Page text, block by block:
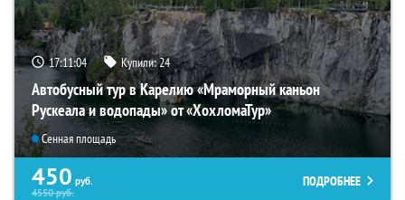
17:11:03 Купили:24
Автобусный тур в Карелию «Мраморный каньон
Рускеала и водопады» от «ХохломаТур»
Сенная площадь
450 руб.
4550руб.
ПОДРОБНЕЕ